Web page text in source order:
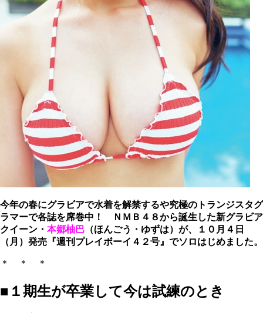
今年の春にグラビアで水着を解禁するや究極のトランジスタグ
ラマーで各誌を席巻中！ ＮＭＢ４８から誕生した新グラビア
クイーン・ 本郷柚巴 （ほんごう・ゆずは）が、１０月４日
（月）発売『週刊プレイボーイ４２号』でソロはじめました。
＊ ＊ ＊
■１期生が卒業して今は試練のとき